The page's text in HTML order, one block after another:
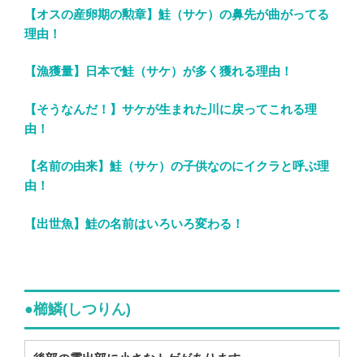
【オスの産卵期の勲章】鮭（サケ）の鼻先が曲がってる
理由！
【漁獲量】日本で鮭（サケ）が多く獲れる理由！
【そうなんだ！】サケが生まれた川に戻ってこれる理
由！
【名前の由来】鮭（サケ）の子供なのにイクラと呼ぶ理
由！
【出世魚】鮭の名前はいろいろ変わる！
●櫛鱗(しつりん)